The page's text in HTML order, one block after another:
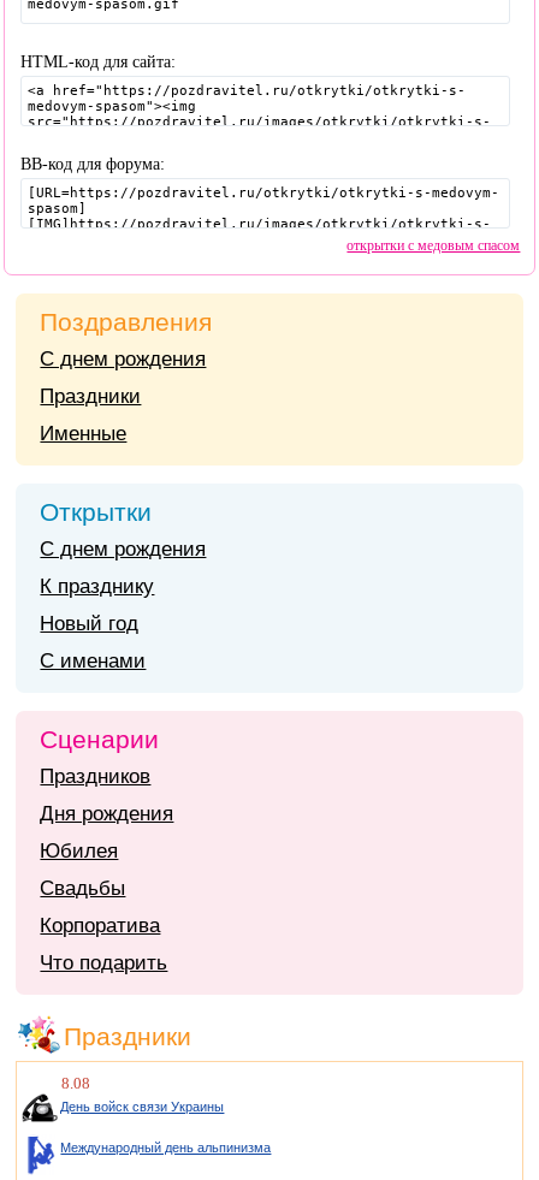
HTML-код для сайта:
BB-код для форума:
открытки с медовым спасом
Поздравления
С днем рождения
Праздники
Именные
Открытки
С днем рождения
К празднику
Новый год
С именами
Сценарии
Праздников
Дня рождения
Юбилея
Свадьбы
Корпоратива
Что подарить
Праздники
8.08
День войск связи Украины
Международный день альпинизма